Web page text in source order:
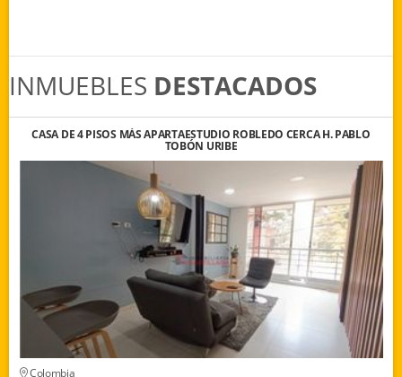
INMUEBLES DESTACADOS
CASA DE 4 PISOS MÁS APARTAESTUDIO ROBLEDO CERCA H. PABLO
TOBÓN URIBE
Colombia